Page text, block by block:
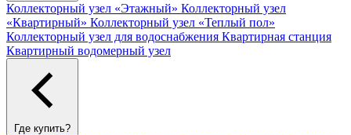
Коллекторный узел «Этажный» Коллекторный узел
«Квартирный» Коллекторный узел «Теплый пол»
Коллекторный узел для водоснабжения Квартирная станция
Квартирный водомерный узел
Где купить?